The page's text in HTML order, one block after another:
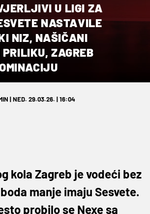
U LIGI ZA
NASTAVILE
NIZ, NAŠIČANI
ZAGREB
| NED. 29.03.26. | 16:04
kola Zagreb je vodeći bez
manje imaju Sesvete.
probilo se Nexe sa